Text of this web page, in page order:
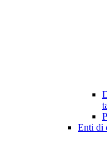
Enti di